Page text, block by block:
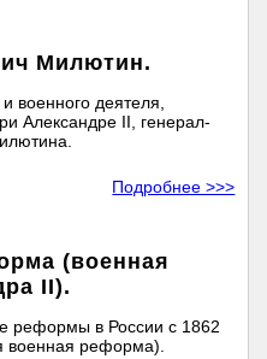
Милютин.
военного деятеля,
Александре II, генерал-
Подробнее >>>
(военная
II).
реформы в России с 1862
военная реформа).